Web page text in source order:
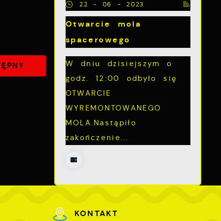
22 - 06 - 2023
Otwarcie mola
spacerowego
W dniu dzisiejszym o
godz. 12:00 odbyło się
OTWARCIE
WYREMONTOWANEGO
MOLA.Nastąpiło
zakończenie...
KONTAKT